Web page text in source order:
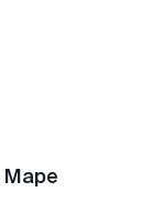
Маре